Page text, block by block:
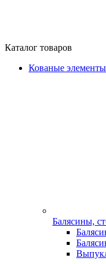
Каталог товаров
Кованые элементы
Балясины,